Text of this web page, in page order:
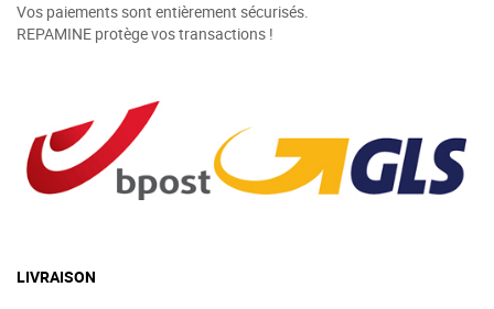
Vos paiements sont entièrement sécurisés.
REPAMINE protège vos transactions !
LIVRAISON